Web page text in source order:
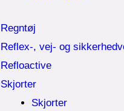
Regntøj
Reflex-, vej- og
Refloactive
Skjorter
Skjorter